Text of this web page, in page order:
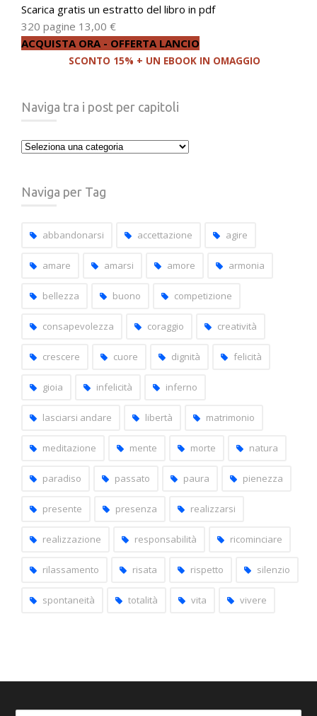
Scarica gratis un estratto del libro in pdf
320 pagine 13,00 €
ACQUISTA ORA - OFFERTA LANCIO
SCONTO 15% + UN EBOOK IN OMAGGIO
Naviga tra i post per capitoli
Naviga
post
capitoli
Naviga per Tag
abbandonarsi accettazione agire
amare amarsi amore armonia
bellezza buono competizione
consapevolezza coraggio creatività
crescere cuore dignità felicità
gioia infelicità inferno
lasciarsi andare libertà matrimonio
meditazione mente morte natura
paradiso passato paura pienezza
presente presenza realizzarsi
realizzazione responsabilità ricominciare
rilassamento risata rispetto silenzio
spontaneità totalità vita vivere